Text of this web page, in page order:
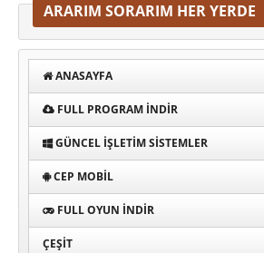
ARARIM SORARIM HER YERDE
ANASAYFA
FULL PROGRAM INDIR
GÜNCEL İŞLETIM SISTEMLER
CEP MOBIL
FULL OYUN İNDIR
ÇEŞIT